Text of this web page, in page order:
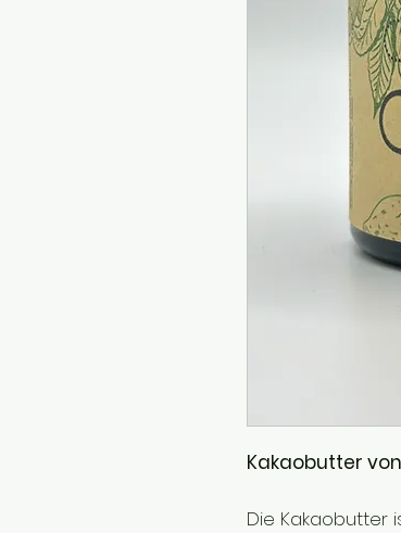
Kakaobutter
Die Kakaobutter